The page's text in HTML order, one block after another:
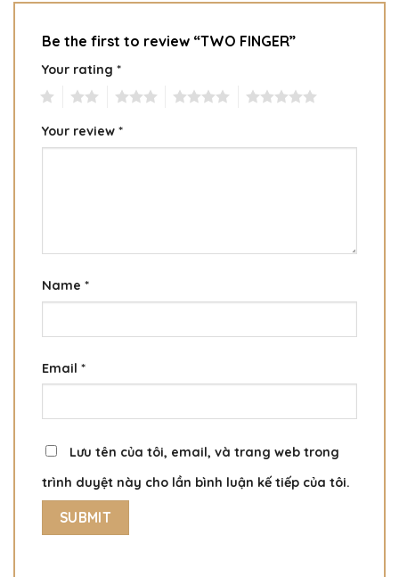
Be the first to review “TWO FINGER”
Your rating *
Your review *
Name *
Email *
Lưu tên của tôi, email, và trang web trong
trình duyệt này cho lần bình luận kế tiếp của tôi.